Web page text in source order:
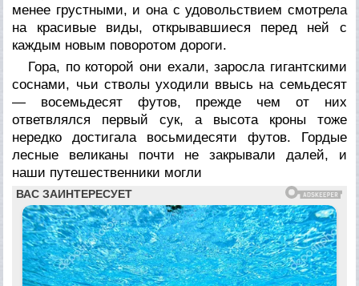
менее грустными, и она с удовольствием смотрела
на красивые виды, открывавшиеся перед ней с
каждым новым поворотом дороги.
Гора, по которой они ехали, заросла гигантскими
соснами, чьи стволы уходили ввысь на семьдесят
— восемьдесят футов, прежде чем от них
ответвлялся первый сук, а высота кроны тоже
нередко достигала восьмидесяти футов. Гордые
лесные великаны почти не закрывали далей, и
наши путешественники могли